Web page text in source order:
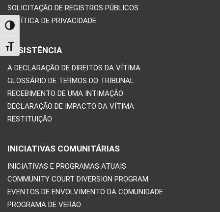
TOGGLE HIGH CONTRAST
TOGGLE FONT SIZE
SOLICITAÇÃO DE REGISTROS PÚBLICOS
POLÍTICA DE PRIVACIDADE
ASSISTÊNCIA
A DECLARAÇÃO DE DIREITOS DA VÍTIMA
GLOSSÁRIO DE TERMOS DO TRIBUNAL
RECEBIMENTO DE UMA INTIMAÇÃO
DECLARAÇÃO DE IMPACTO DA VÍTIMA
RESTITUIÇÃO
INICIATIVAS COMUNITÁRIAS
INICIATIVAS E PROGRAMAS ATUAIS
COMMUNITY COURT DIVERSION PROGRAM
EVENTOS DE ENVOLVIMENTO DA COMUNIDADE
PROGRAMA DE VERÃO